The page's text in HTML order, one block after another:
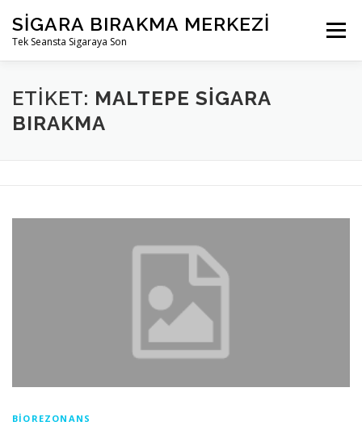
geçSIGARA BIRAKMA MERKEZI
Tek Seansta Sigaraya Son
Menü
ETIKET: MALTEPE SIGARA
BIRAKMA
BIOREZONANS